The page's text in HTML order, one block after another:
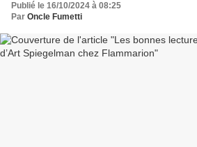
Publié le 16/10/2024 à 08:25
Par Oncle Fumetti